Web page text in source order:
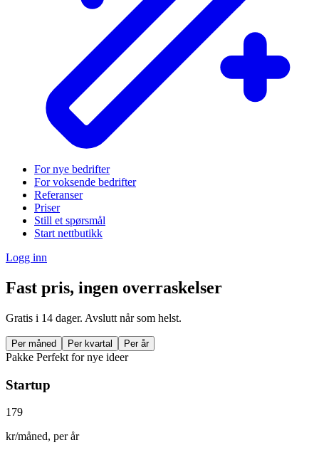
For nye bedrifter
For voksende bedrifter
Referanser
Priser
Still et spørsmål
Start nettbutikk
Logg inn
Fast pris, ingen overraskelser
Gratis i 14 dager. Avslutt når som helst.
Per måned Per kvartal Per år
Pakke Perfekt for nye ideer
Startup
179
kr/måned, per år